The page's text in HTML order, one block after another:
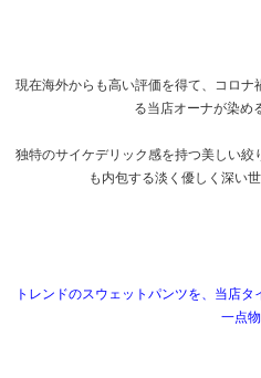
現在海外からも高い評価を得て、コロ
る当店オーナが染め
独特のサイケデリック感を持つ美しい
も内包する淡く優しく深い
トレンドのスウェットパンツを、当店
一点物